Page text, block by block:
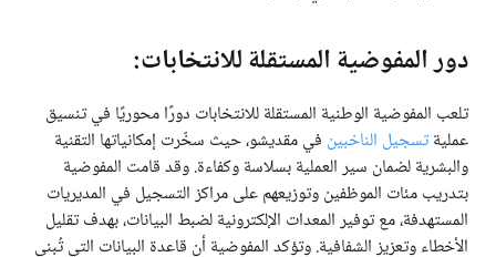
دور المفوضية المستقلة للانتخابات:
تلعب المفوضية الوطنية المستقلة للانتخابات دورًا محوريًا في تنسيق
عمليةتسجيل الناخبين في مقديشو، حيث سخّرت إمكانياتها التقنية
والبشرية لضمان سير العملية بسلاسة وكفاءة. وقد قامت المفوضية
بتدريب مئات الموظفين وتوزيعهم على مراكز التسجيل في المديريات
المستهدفة، مع توفير المعدات الإلكترونية لضبط البيانات، بهدف تقليل
الأخطاء وتعزيز الشفافية. وتؤكد المفوضية أن قاعدة البيانات التي تُبنى